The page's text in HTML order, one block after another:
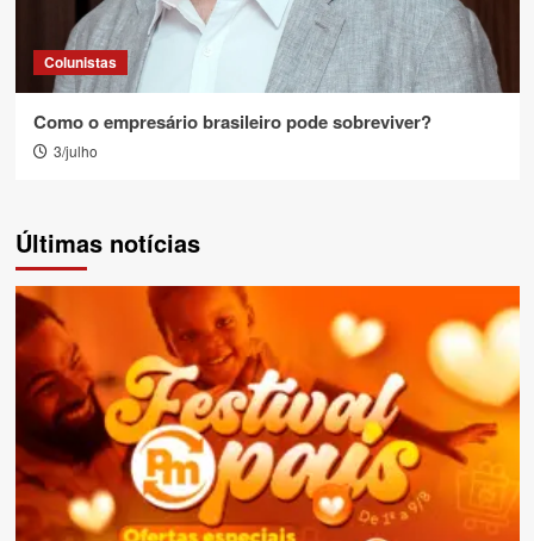
Colunistas
Como o empresário brasileiro pode sobreviver?
3/julho
Últimas notícias